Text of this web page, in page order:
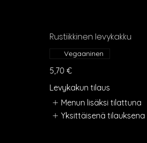
Rustiikkinen levykakku
5,70 €
Vegaaninen
Levykakun tilaus
Menun lisäksi tilattuna
Yksittäisenä tilauksena